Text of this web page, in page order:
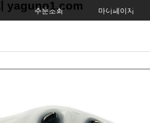
주문조회 마이페이지
yaguno1.com